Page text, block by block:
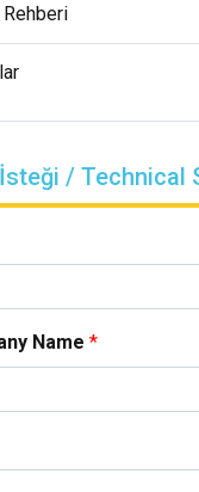
/ Technical
Name *